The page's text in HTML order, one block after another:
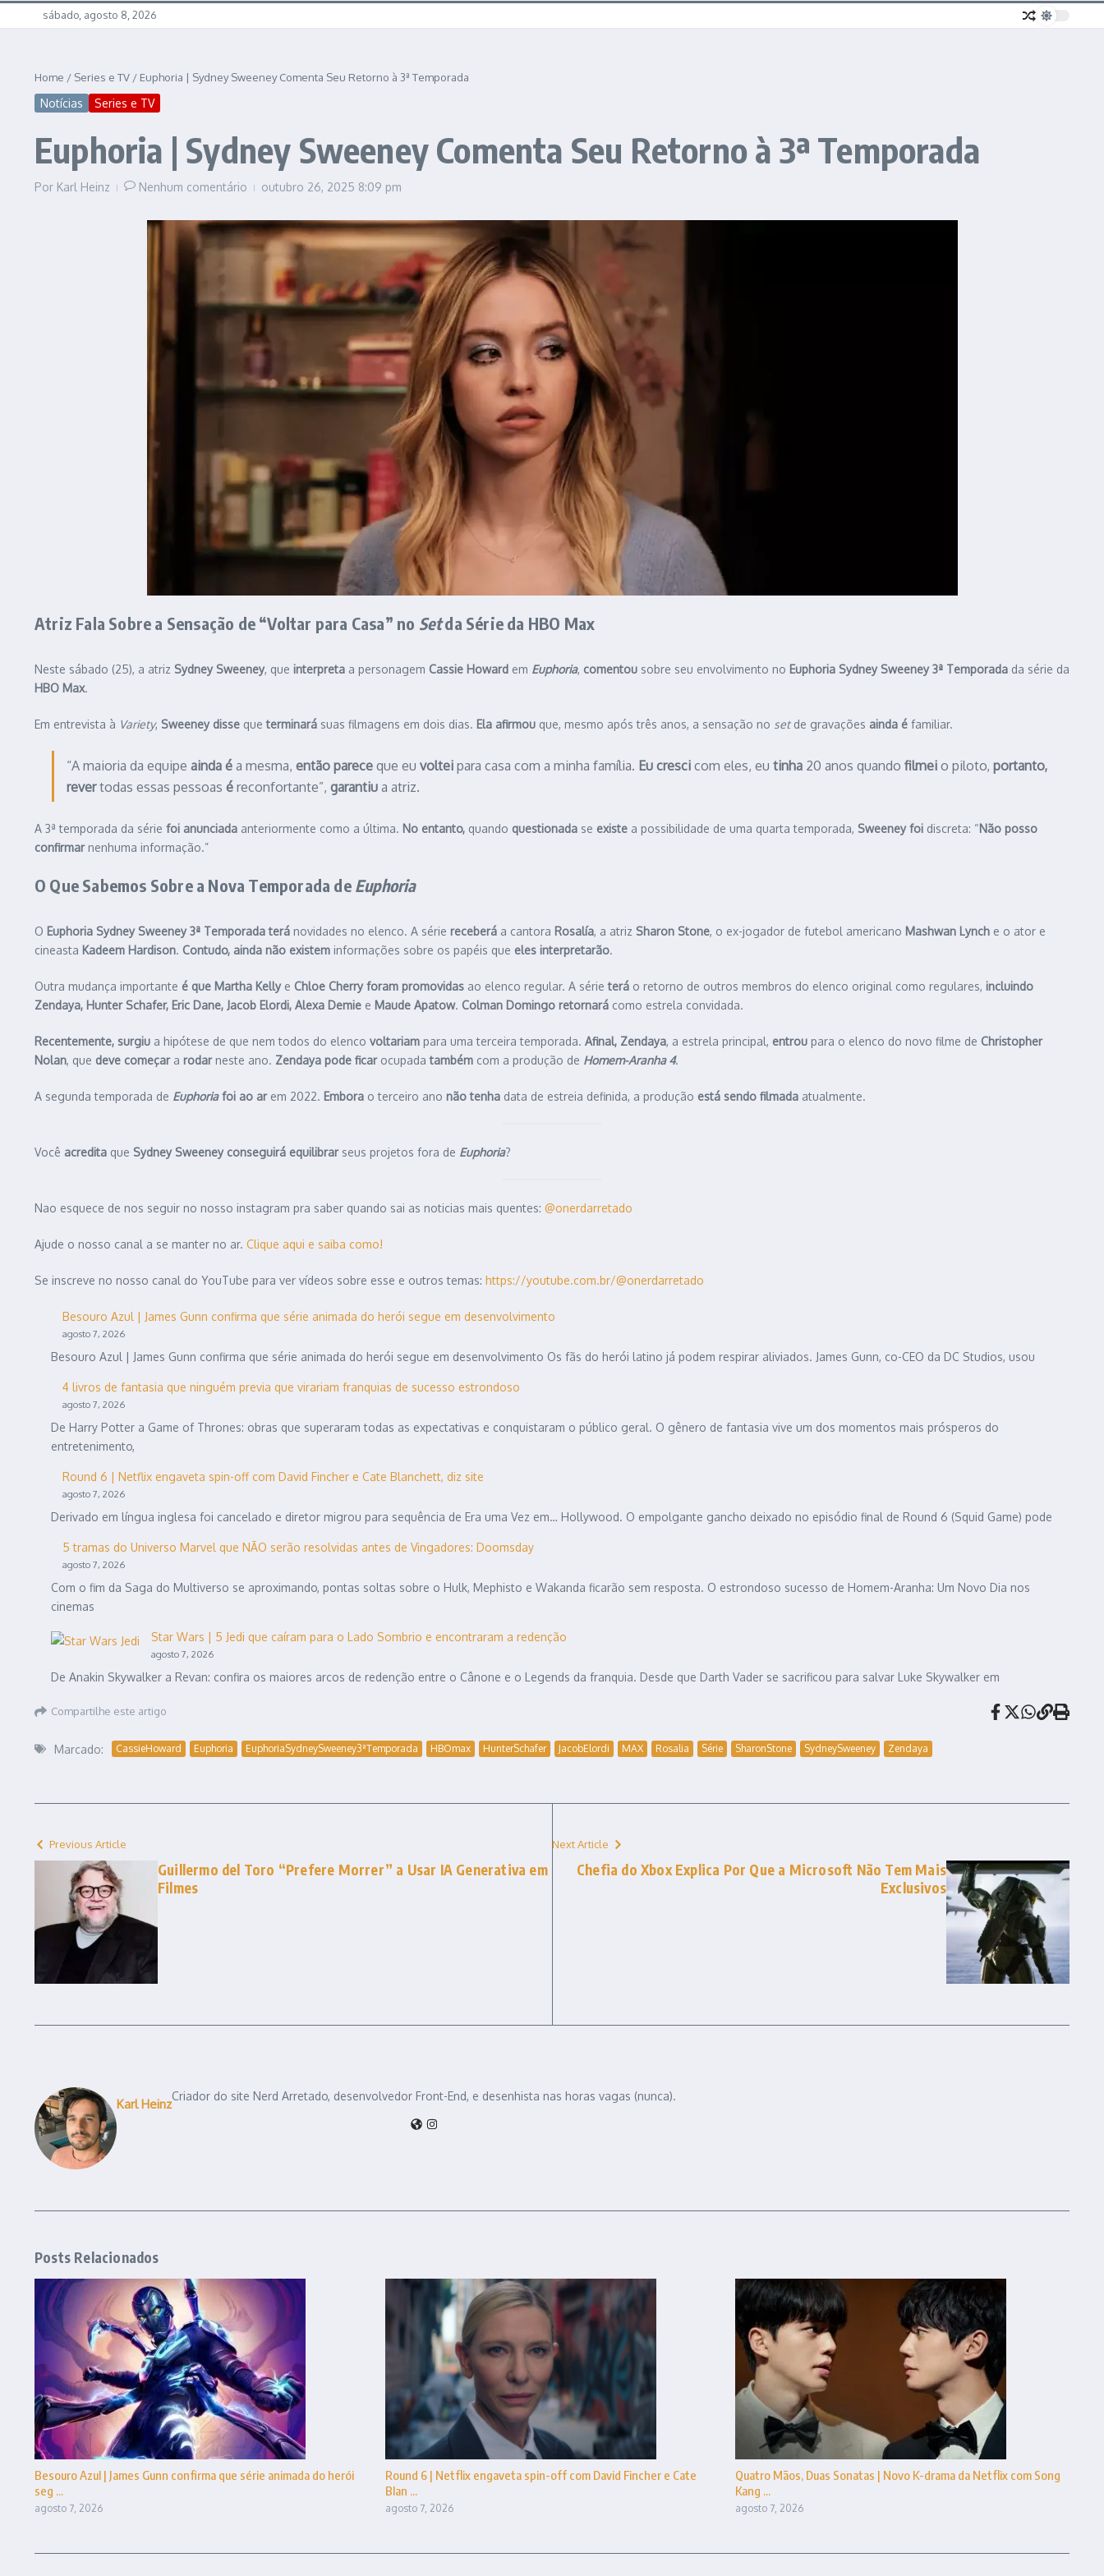
sábado, agosto 8, 2026
Home / Series e TV / Euphoria | Sydney Sweeney Comenta Seu Retorno à 3ª Temporada
Notícias Series e TV
Euphoria | Sydney Sweeney Comenta Seu Retorno à 3ª Temporada
Por Karl Heinz Nenhum comentário outubro 26, 2025 8:09 pm
Atriz Fala Sobre a Sensação de “Voltar para Casa” no Setda Série da HBO Max
Neste sábado (25), a atriz Sydney Sweeney, que interpreta a personagem Cassie Howard em Euphoria, comentou sobre seu envolvimento no Euphoria Sydney Sweeney 3ª Temporada da série da
HBO Max.
Em entrevista à Variety, Sweeney disse queterminará suas filmagens em dois dias. Ela afirmou que, mesmo após três anos, a sensação no setde gravações ainda é familiar.
“A maioria da equipe ainda é a mesma, então parece que eu voltei para casa com a minha família. Eu cresci com eles, eu tinha 20 anos quando filmei o piloto, portanto,
revertodas essas pessoas é reconfortante”, garantiu a atriz.
A 3ª temporada da série foi anunciada anteriormente como a última. No entanto, quando questionada se existe a possibilidade de uma quarta temporada, Sweeney foi discreta: “Não posso
confirmarnenhuma informação.”
O Que Sabemos Sobre a Nova Temporada de Euphoria
O Euphoria Sydney Sweeney 3ª Temporada terá novidades no elenco. A série receberá a cantora Rosalía, a atriz Sharon Stone, o ex-jogador de futebol americano Mashwan Lynch e o ator e
cineasta Kadeem Hardison. Contudo, ainda não existem informações sobre os papéis que eles interpretarão.
Outra mudança importante é que Martha Kellye Chloe Cherry foram promovidas ao elenco regular. A sérieterá o retorno de outros membros do elenco original como regulares, incluindo
Zendaya, Hunter Schafer, Eric Dane, Jacob Elordi, Alexa Demie e Maude Apatow. Colman Domingo retornará como estrela convidada.
Recentemente, surgiu a hipótese de que nem todos do elenco voltariam para uma terceira temporada. Afinal, Zendaya, a estrela principal, entrou para o elenco do novo filme de Christopher
Nolan, que deve começara rodarneste ano. Zendaya pode ficarocupadatambém com a produção de Homem-Aranha 4.
A segunda temporada de Euphoria foi ao arem 2022. Embora o terceiro ano não tenha data de estreia definida, a produção está sendo filmada atualmente.
Você acredita que Sydney Sweeney conseguirá equilibrarseus projetos fora de Euphoria?
Nao esquece de nos seguir no nosso instagram pra saber quando sai as noticias mais quentes: @onerdarretado
Ajude o nosso canal a se manter no ar. Clique aqui e saiba como!
Se inscreve no nosso canal do YouTube para ver vídeos sobre esse e outros temas: https://youtube.com.br/@onerdarretado
Besouro Azul | James Gunn confirma que série animada do herói segue em desenvolvimento
agosto 7, 2026
Besouro Azul | James Gunn confirma que série animada do herói segue em desenvolvimento Os fãs do herói latino já podem respirar aliviados. James Gunn, co-CEO da DC Studios, usou
4 livros de fantasia que ninguém previa que virariam franquias de sucesso estrondoso
agosto 7, 2026
De Harry Potter a Game of Thrones: obras que superaram todas as expectativas e conquistaram o público geral. O gênero de fantasia vive um dos momentos mais prósperos do
entretenimento,
Round 6 | Netflix engaveta spin-off com David Fincher e Cate Blanchett, diz site
agosto 7, 2026
Derivado em língua inglesa foi cancelado e diretor migrou para sequência de Era uma Vez em… Hollywood. O empolgante gancho deixado no episódio final de Round 6 (Squid Game) pode
5 tramas do Universo Marvel que NÃO serão resolvidas antes de Vingadores: Doomsday
agosto 7, 2026
Com o fim da Saga do Multiverso se aproximando, pontas soltas sobre o Hulk, Mephisto e Wakanda ficarão sem resposta. O estrondoso sucesso de Homem-Aranha: Um Novo Dia nos
cinemas
Star Wars | 5 Jedi que caíram para o Lado Sombrio e encontraram a redenção
agosto 7, 2026
De Anakin Skywalker a Revan: confira os maiores arcos de redenção entre o Cânone e o Legends da franquia. Desde que Darth Vader se sacrificou para salvar Luke Skywalker em
Compartilhe este artigo
Marcado: CassieHoward Euphoria EuphoriaSydneySweeney3ªTemporada HBOmax HunterSchafer JacobElordi MAX Rosalia Série SharonStone SydneySweeney Zendaya
Previous Article
Guillermo del Toro “Prefere Morrer” a Usar IA Generativa em
Filmes
Next Article
Chefia do Xbox Explica Por Que a Microsoft Não Tem Mais
Exclusivos
Karl Heinz
Criador do site Nerd Arretado, desenvolvedor Front-End, e desenhista nas horas vagas (nunca).
Posts Relacionados
Besouro Azul | James Gunn confirma que série animada do herói
seg ...
agosto 7, 2026
Round 6 | Netflix engaveta spin-off com David Fincher e Cate
Blan ...
agosto 7, 2026
Quatro Mãos, Duas Sonatas | Novo K-drama da Netflix com Song
Kang ...
agosto 7, 2026